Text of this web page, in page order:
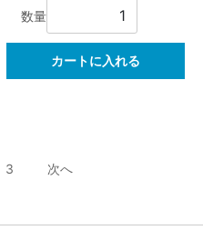
数量
カートに入れる
3 次へ